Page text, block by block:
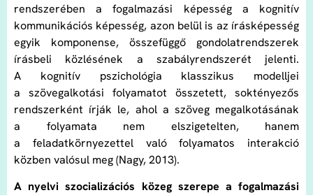
rendszerében a fogalmazási képesség a kognitív
kommunikációs képesség, azon belül is az írásképesség
egyik komponense, összefüggő gondolatrendszerek
írásbeli közlésének a szabályrendszerét jelenti.
A kognitív pszichológia klasszikus modelljei
a szövegalkotási folyamatot összetett, soktényezős
rendszerként írják le, ahol a szöveg megalkotásának
a folyamata nem elszigetelten, hanem
a feladatkörnyezettel való folyamatos interakció
közben valósul meg (Nagy, 2013).
A nyelvi szocializációs közeg szerepe a fogalmazási